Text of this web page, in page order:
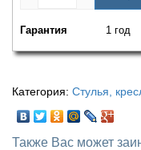
Гарантия 1 год
Категория: Стулья,
Также Вас может